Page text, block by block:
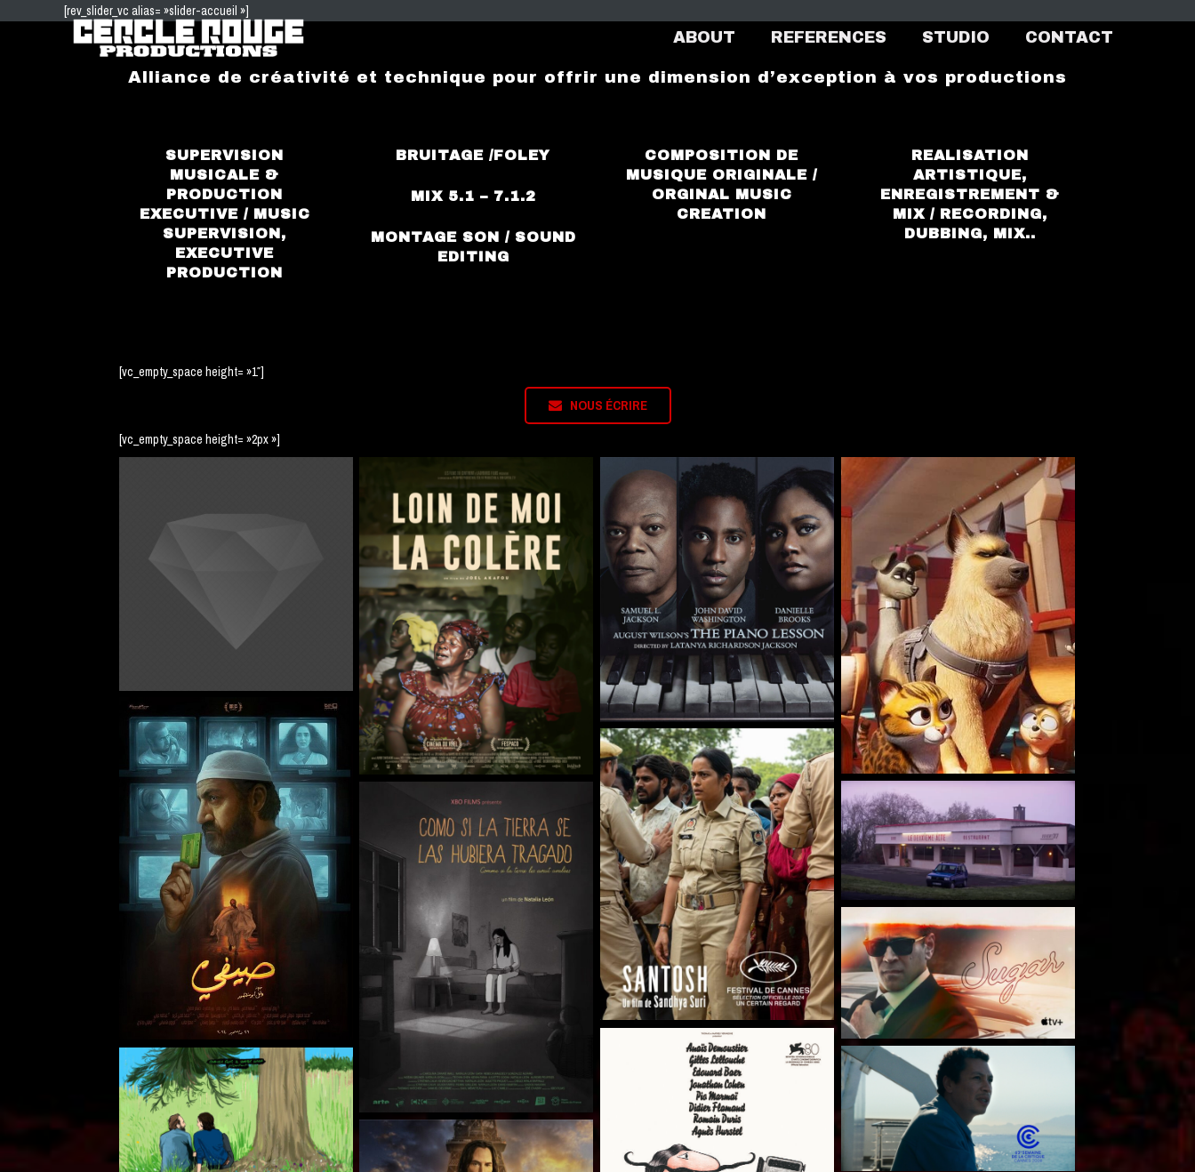
ABOUT REFERENCES STUDIO CONTACT
[rev_slider_vc alias= »slider-accueil »]
Alliance de créativité et technique pour offrir une dimension d’exception à vos productions
SUPERVISION
MUSICALE &
PRODUCTION
EXECUTIVE / MUSIC
SUPERVISION,
EXECUTIVE
PRODUCTION
BRUITAGE /FOLEY
MIX 5.1 – 7.1.2
MONTAGE SON / SOUND
EDITING
COMPOSITION DE
MUSIQUE ORIGINALE /
ORGINAL MUSIC
CREATION
REALISATION
ARTISTIQUE,
ENREGISTREMENT &
MIX / RECORDING,
DUBBING, MIX..
[vc_empty_space height= »1″]
NOUS ÉCRIRE
[vc_empty_space height= »2px »]